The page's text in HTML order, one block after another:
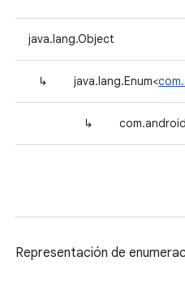
java.lang.Object
↳ java.lang.Enum<
↳
Representación de